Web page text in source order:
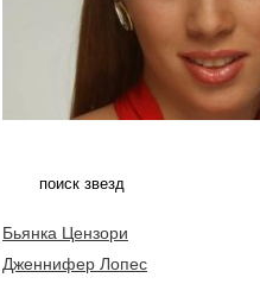
Бьянка Цензори
Дженнифер Лопес